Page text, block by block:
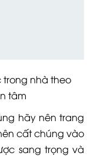
nhà theo
tâm
hãy nên trang
cất chúng vào
sang trọng và